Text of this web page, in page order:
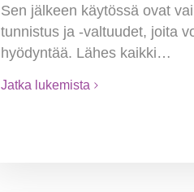
Sen jälkeen käytössä ovat
tunnistus ja -valtuudet, joita
hyödyntää. Lähes kaikki…
Jatka lukemista